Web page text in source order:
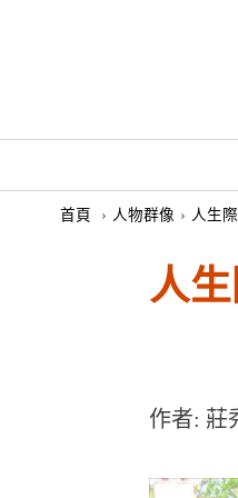
首頁 › 人物群像 › 人生
人
作者: 莊